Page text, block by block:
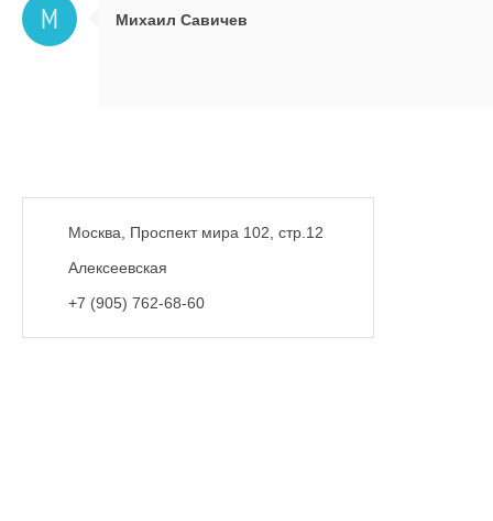
М Михаил Савичев
Москва, Проспект мира 102, стр.12
Алексеевская
+7 (905) 762-68-60